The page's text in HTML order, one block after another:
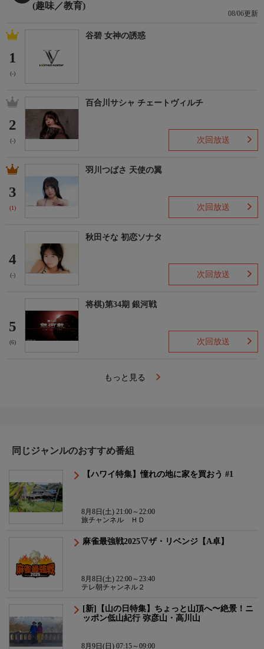
(趣味／教育)
08/06更新
1
(-)
谷碧 女神の誘惑
2
(-)
百合川サシャ チェートヴィルチ
次回放送
3
(1)
羽川つばさ 天使の翼
次回放送
4
(-)
秋田そな 初恋ソナタ
次回放送
5
(6)
将棋)第34期 銀河戦
次回放送
もっと見る
同じジャンルのおすすめ番組
【ハワイ特集】憧れの地に家を買おう #1
8月8日(土) 21:00～22:00
旅チャンネル ＨＤ
麻雀最強戦2025▽ザ・リベンジ【A卓】
8月8日(土) 22:00～23:40
テレ朝チャンネル２
[新]【山の日特集】ちょっと山頂へ〜絶景！ニ
ッポン低山紀行 弥彦山・高川山
8月9日(日) 07:15～09:00